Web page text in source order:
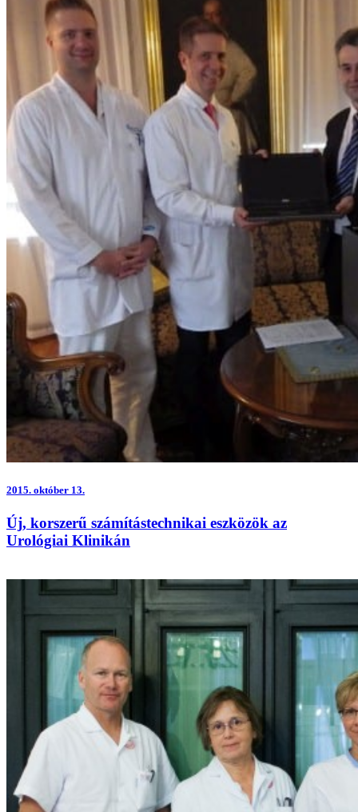
2015. október 13.
Új, korszerű számítástechnikai eszközök az
Urológiai Klinikán